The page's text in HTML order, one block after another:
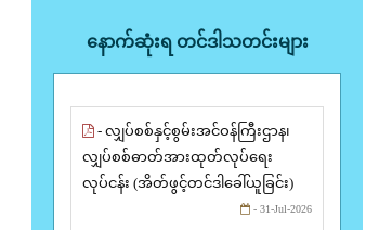
နောက်ဆုံးရ တင်ဒါသတင်းများ
- လျှပ်စစ်နှင့်စွမ်းအင်ဝန်ကြီးဌာန၊
လျှပ်စစ်ဓာတ်အားထုတ်လုပ်ရေး
လုပ်ငန်း (အိတ်ဖွင့်တင်ဒါခေါ်ယူခြင်း)
- 31-Jul-2026